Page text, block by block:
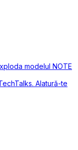
modelul NOTE
Alatură-te